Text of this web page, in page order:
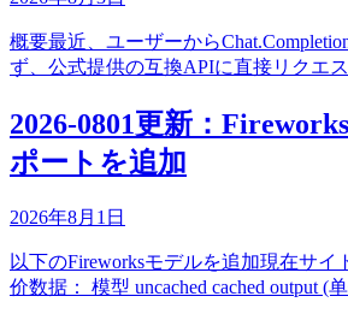
概要最近、ユーザーから
ず、公式提供の互換APIに直接リクエス
2026-0801更新：
ポートを追加
2026年8月1日
以下のFireworksモデルを追加現在サイ
价数据： 模型 uncached cached output (